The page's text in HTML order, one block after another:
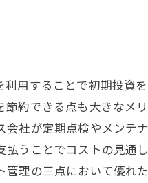
用することで初期投資
約できる点も大きなメ
社が定期点検やメンテ
うことでコストの見通
理の三点において優れた